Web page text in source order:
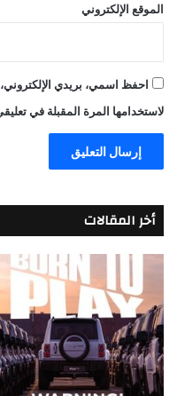
الموقع الإلكتروني
احفظ اسمي، بريدي
لاستخدامها المرة المقبلة في
أخر المقالات